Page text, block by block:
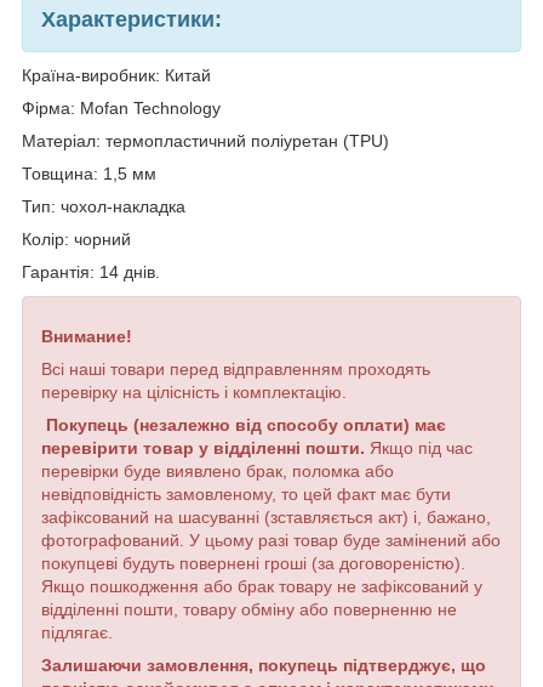
Характеристики:
Країна-виробник: Китай
Фірма: Mofan Technology
Матеріал: термопластичний поліуретан (TPU)
Товщина: 1,5 мм
Тип: чохол-накладка
Колір: чорний
Гарантія: 14 днів.
Внимание!
Всі наші товари перед відправленням проходять
перевірку на цілісність і комплектацію.
Покупець (незалежно від способу оплати) має
перевірити товар у відділенні пошти. Якщо під час
перевірки буде виявлено брак, поломка або
невідповідність замовленому, то цей факт має бути
зафіксований на шасуванні (зставляється акт) і, бажано,
фотографований. У цьому разі товар буде замінений або
покупцеві будуть повернені гроші (за договореністю).
Якщо пошкодження або брак товару не зафіксований у
відділенні пошти, товару обміну або поверненню не
підлягає.
Залишаючи замовлення, покупець підтверджує, що